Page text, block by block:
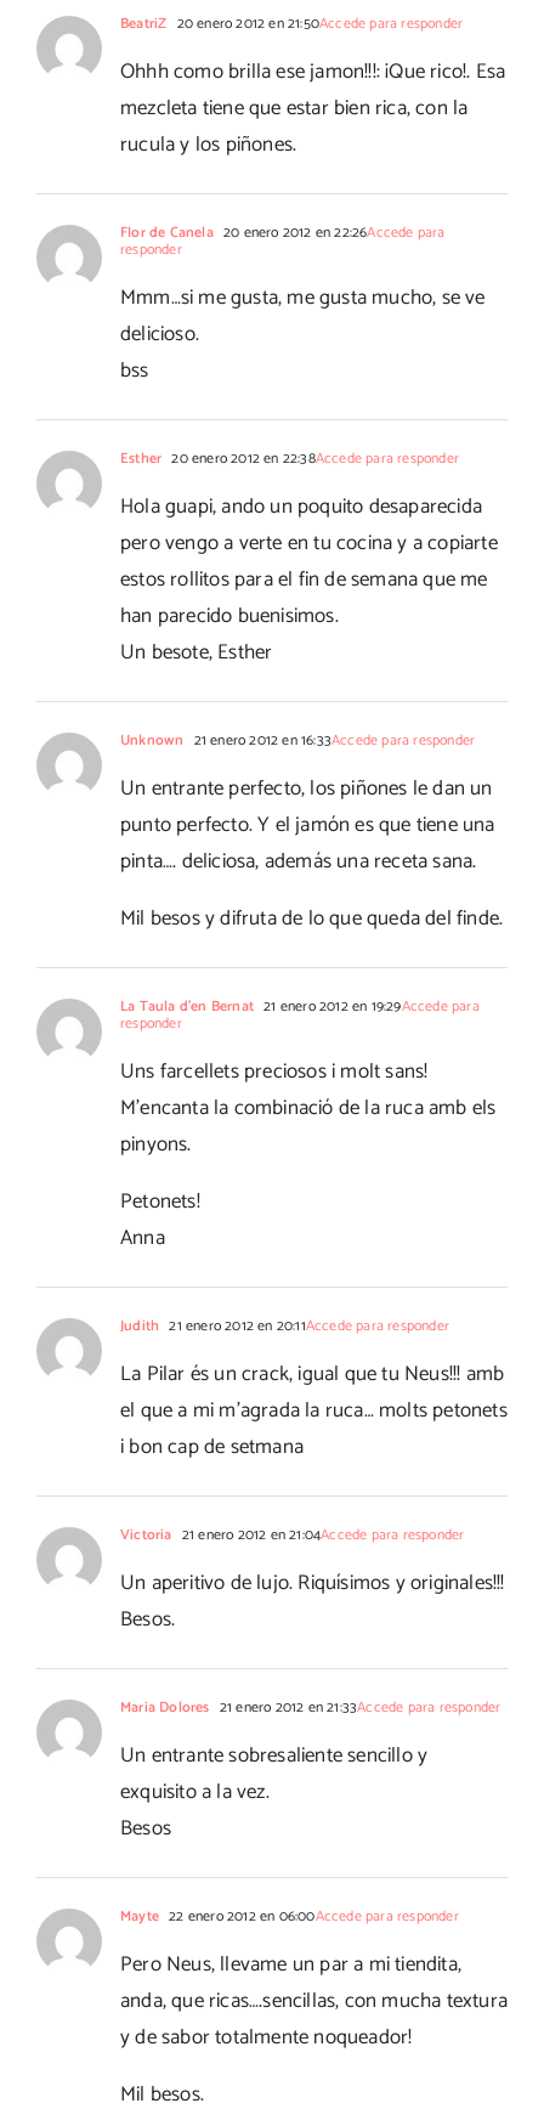
BeatriZ 20 enero 2012 en 21:50Accede para responder
Ohhh como brilla ese jamon!!!: ¡Que rico!. Esa
mezcleta tiene que estar bien rica, con la
rucula y los piñones.
Flor de Canela 20 enero 2012 en 22:26Accede para
responder
Mmm…si me gusta, me gusta mucho, se ve
delicioso.
bss
Esther 20 enero 2012 en 22:38Accede para responder
Hola guapi, ando un poquito desaparecida
pero vengo a verte en tu cocina y a copiarte
estos rollitos para el fin de semana que me
han parecido buenisimos.
Un besote, Esther
Unknown 21 enero 2012 en 16:33Accede para responder
Un entrante perfecto, los piñones le dan un
punto perfecto. Y el jamón es que tiene una
pinta…. deliciosa, además una receta sana.
Mil besos y difruta de lo que queda del finde.
La Taula d'en Bernat 21 enero 2012 en 19:29Accede para
responder
Uns farcellets preciosos i molt sans!
M'encanta la combinació de la ruca amb els
pinyons.
Petonets!
Anna
Judith 21 enero 2012 en 20:11Accede para responder
La Pilar és un crack, igual que tu Neus!!! amb
el que a mi m'agrada la ruca… molts petonets
i bon cap de setmana
Victoria 21 enero 2012 en 21:04Accede para responder
Un aperitivo de lujo. Riquísimos y originales!!!
Besos.
Maria Dolores 21 enero 2012 en 21:33Accede para responder
Un entrante sobresaliente sencillo y
exquisito a la vez.
Besos
Mayte 22 enero 2012 en 06:00Accede para responder
Pero Neus, llevame un par a mi tiendita,
anda, que ricas….sencillas, con mucha textura
y de sabor totalmente noqueador!
Mil besos.